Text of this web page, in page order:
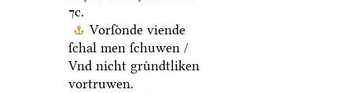
⁊c.
Vorſoͤnde viende
ſchal men ſchuwen /
Vnd nicht gruͤndtliken
vortruwen.